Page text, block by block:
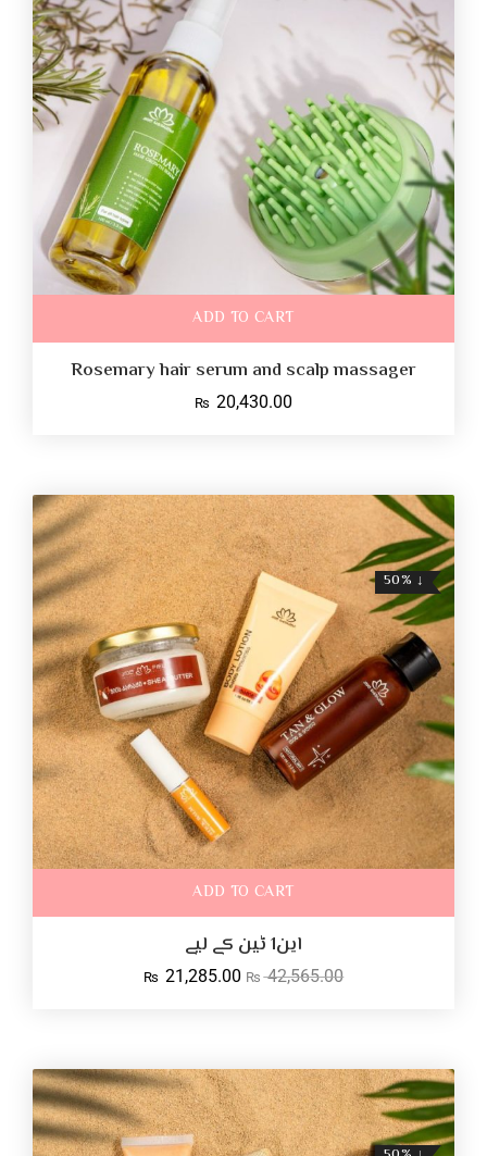
ADD TO CART
Rosemary hair serum and scalp massager
₨ 20,430.00
↓ 50%
ADD TO CART
این1 ٹین کے لیے
₨ 42,565.00
₨ 21,285.00